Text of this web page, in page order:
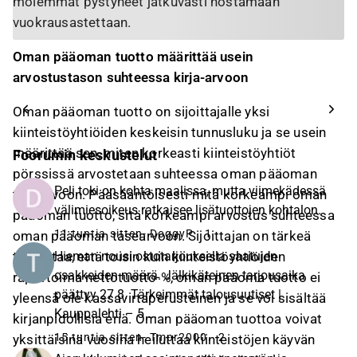
vuokrausastettaan.
Oman pääoman tuotto määrittää usein
arvostustason suhteessa kirja-arvoon
Oman pääoman tuotto on sijoittajalle yksi
kiinteistöyhtiöiden keskeisin tunnusluku ja se usein
määrittää sen, miten korkeasti kiinteistöyhtiöt
pörssissä arvostetaan suhteessa oman pääoman
tasearvoon. Pääsääntöisesti mitä korkeampi oman
pääoman tuotto, sitä korkeampi arvostus suhteessa
oman pääoman tasearvoon. Sijoittajan on tärkeä
tiedostaa, että toisin kuin kiinteistöyhtiöiden
raportoima nettotuotto-%, oman pääoma tuotto ei
yleensä ole kassavirtaperusteinen ja se voi sisältää
kirjanpidollisia eriä. Oman pääoman tuottoa voivat
yksittäisinä vuosina heiluttaa kiinteistöjen käyvän
Foorumin keskustelut
Peli toki on kohta maalissa, mutta viimekädessä
välimiesoikeus ratkaisee lisätuottojen kohtalon.
11 tuntia sitten- DoggyP 1
Hieman nousi ostotarjouksella saatujen
osakkeiden määrä. Jälkikäteinen tarjousaika
päättyy 27.8. Tärkeimmät talousuutiset |
Kauppalehti – 5 ...
15 tuntia sitten- Tmpr2000 2